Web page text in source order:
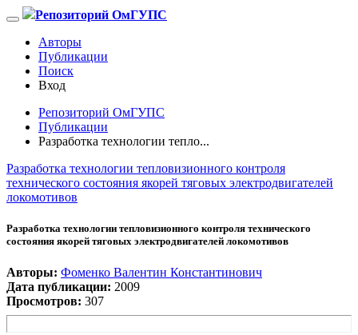
Репозиторий ОмГУПС
Авторы
Публикации
Поиск
Вход
Репозиторий ОмГУПС
Публикации
Разработка технологии тепло...
Разработка технологии тепловизионного контроля
технического состояния якорей тяговых электродвигателей
локомотивов
Разработка технологии тепловизионного контроля технического
состояния якорей тяговых электродвигателей локомотивов
Авторы: Фоменко Валентин Константинович
Дата публикации: 2009
Просмотров: 307